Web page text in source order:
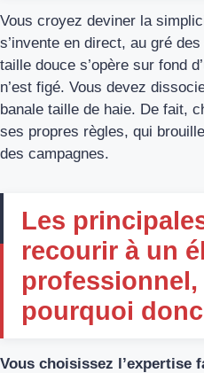
Vous croyez deviner la
s’invente en direct, au gré
taille douce s’opère sur fond
n’est figé. Vous devez
banale taille de haie. De fait,
ses propres règles, qui
des campagnes.
Les
recourir à un
pourquoi donc
Vous choisissez l’expertise